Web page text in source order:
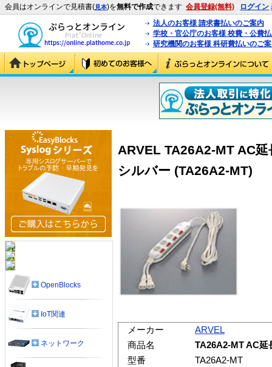
会員はオンラインで見積書(見本)を無料で作成できます 会員登録(無料) ログイン
法人のお客様 請求書払いのご案内
学校・官公庁のお客様 校費・公費
研究機関のお客様 科研費払いのご
ARVEL TA26A2-MT AC
シルバー (TA26A2-MT)
メーカー
ARVEL
商品名
TA26A2-MT AC延
型番
TA26A2-MT
OpenBlocks
IoT関連
ネットワーク